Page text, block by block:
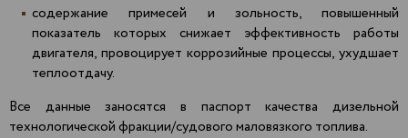
содержание примесей и зольность, повышенный
показатель которых снижает эффективность работы
двигателя, провоцирует коррозийные процессы, ухудшает
теплоотдачу.
Все данные заносятся в паспорт качества дизельной
технологической фракции/судового маловязкого топлива.